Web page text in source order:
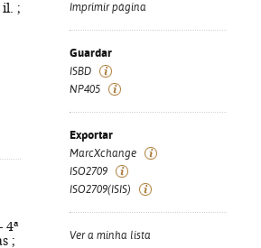
il. ;
4ª
;
Imprimir página
Guardar
ISBD
NP405
Exportar
MarcXchange
ISO2709
ISO2709(ISIS)
Ver a minha lista